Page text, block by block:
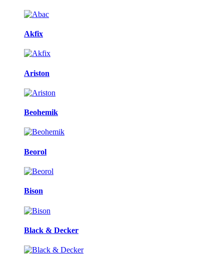
Akfix
Ariston
Beohemik
Beorol
Bison
Black & Decker